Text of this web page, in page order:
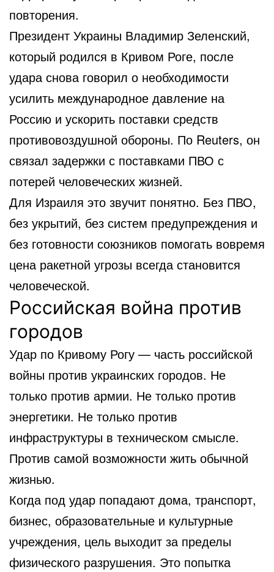
повторения.
Президент Украины Владимир Зеленский,
который родился в Кривом Роге, после
удара снова говорил о необходимости
усилить международное давление на
Россию и ускорить поставки средств
противовоздушной обороны. По Reuters, он
связал задержки с поставками ПВО с
потерей человеческих жизней.
Для Израиля это звучит понятно. Без ПВО,
без укрытий, без систем предупреждения и
без готовности союзников помогать вовремя
цена ракетной угрозы всегда становится
человеческой.
Российская война против
городов
Удар по Кривому Рогу — часть российской
войны против украинских городов. Не
только против армии. Не только против
энергетики. Не только против
инфраструктуры в техническом смысле.
Против самой возможности жить обычной
жизнью.
Когда под удар попадают дома, транспорт,
бизнес, образовательные и культурные
учреждения, цель выходит за пределы
физического разрушения. Это попытка